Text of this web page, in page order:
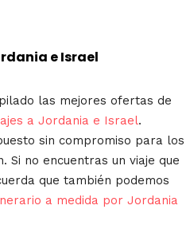
e Israel
las mejores ofertas de
a Jordania e Israel.
sin compromiso para los
Si no encuentras un viaje que
que también podemos
a medida por Jordania